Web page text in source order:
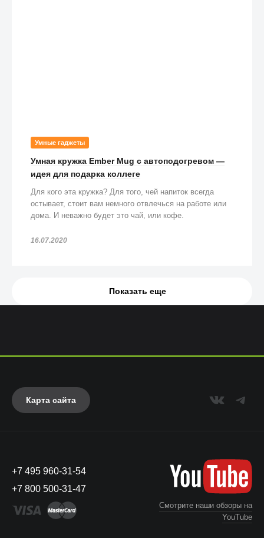
Умные гаджеты
Умная кружка Ember Mug с автоподогревом —
идея для подарка коллеге
Для кого эта кружка? Для того, чей напиток всегда
остывает, стоит вам немного отвлечься на работе или
дома. И неважно будет это чай, или кофе.
16.07.2020
Показать еще
Карта сайта
+7 495 960-31-54
+7 800 500-31-47
Смотрите наши обзоры на
YouTube